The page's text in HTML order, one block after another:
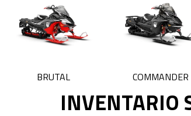
BRUTAL COMMANDER
INVENTARIO